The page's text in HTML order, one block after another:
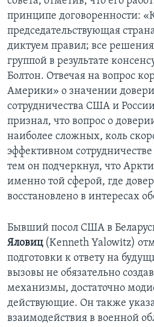
принципе договоренности:
председательствующая
диктуем правил; все
группой в результате
Болтон. Отвечая на вопрос
Америки» о значении
сотрудничества США и
признал, что вопрос о
наиболее сложных, коль
эффективном
тем он подчеркнул, что
именно той сферой, где
восстановлено в интересах
Бывший посол США в
Яловиц(Kenneth Yalowitz)
подготовки к ответу на
вызовы не обязательно
механизмы, достаточно
действующие. Он также
взаимодействия в военной